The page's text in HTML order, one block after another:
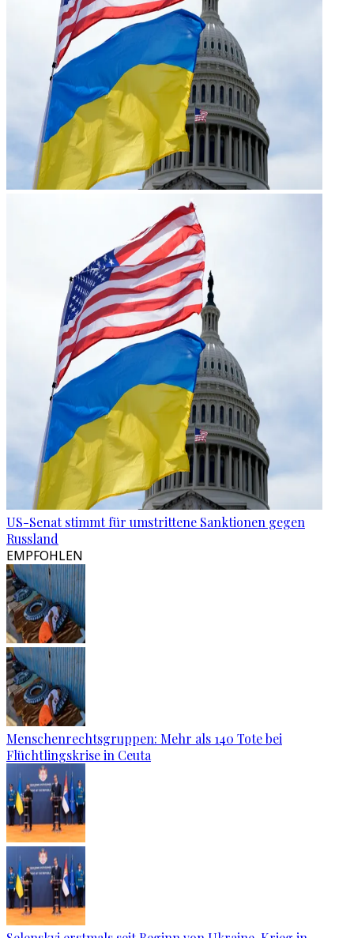
US-Senat stimmt für umstrittene Sanktionen gegen
Russland
EMPFOHLEN
Menschenrechtsgruppen: Mehr als 140 Tote bei
Flüchtlingskrise in Ceuta